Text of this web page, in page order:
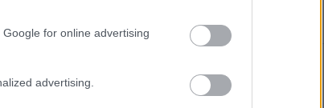
for online advertising
advertising.
Alajos